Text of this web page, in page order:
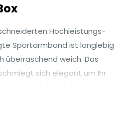
Hochleistungs-
Sportarmband ist langlebig
überraschend weich. Das
sich elegant um Ihr
Verschluss sorgt für eine